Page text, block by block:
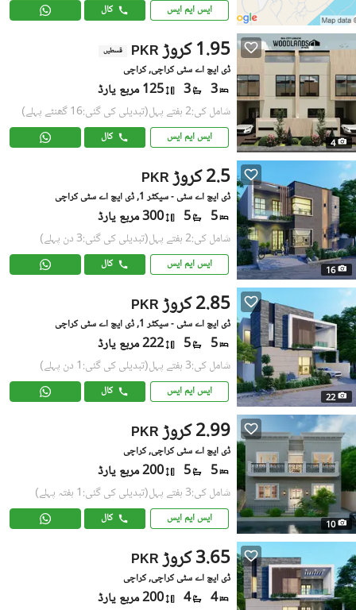
ایس ایم ایس کال
4
PKR 1.95 کروڑ قسطیں
ڈی ایچ اے سٹی کراچی, کراچی
3
3 125 مربع یارڈ
شامل کی:2 ہفتے پہل (تبدیلی کی گئی:16 گھنٹے پہلے)
ایس ایم ایس کال
16
PKR 2.5 کروڑ
ڈی ایچ اے سٹی - سیکٹر 1, ڈی ایچ اے سٹی کراچی
5
5 300 مربع یارڈ
شامل کی:2 ہفتے پہل (تبدیلی کی گئی:3 دن پہلے)
ایس ایم ایس کال
22
PKR 2.85 کروڑ
ڈی ایچ اے سٹی - سیکٹر 1, ڈی ایچ اے سٹی کراچی
5
5 222 مربع یارڈ
شامل کی:3 ہفتے پہل (تبدیلی کی گئی:1 دن پہلے)
ایس ایم ایس کال
10
PKR 2.99 کروڑ
ڈی ایچ اے سٹی کراچی, کراچی
5
5 200 مربع یارڈ
شامل کی:3 ہفتے پہل (تبدیلی کی گئی:1 ہفتہ پہلے)
ایس ایم ایس کال
PKR 3.65 کروڑ
ڈی ایچ اے سٹی کراچی, کراچی
4
4 200 مربع یارڈ